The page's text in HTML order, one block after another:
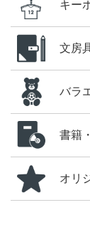
キー
文房
バラ
書籍
オリ